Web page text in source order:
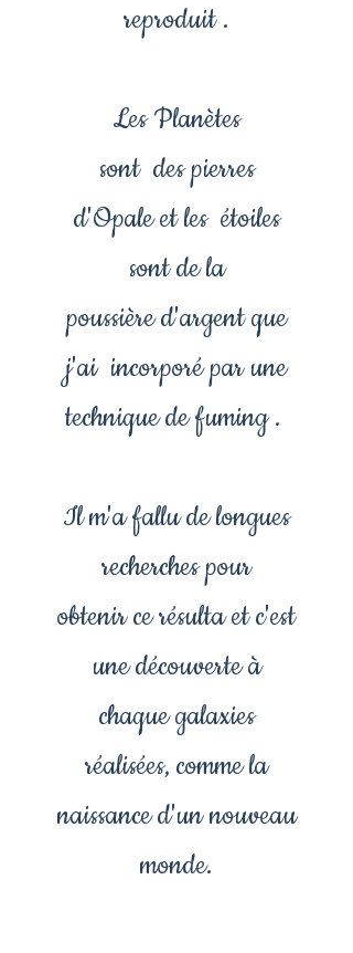
reproduit .
Les Planètes
sont des pierres
d'Opale et les étoiles
sont de la
poussière d'argent que
j'ai incorporé par une
technique de fuming .
Il m'a fallu de longues
recherches pour
obtenir ce résulta et c'est
une découverte à
chaque galaxies
réalisées, comme la
naissance d'un nouveau
monde.